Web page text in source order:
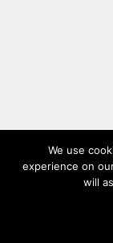
We use
experience on
will